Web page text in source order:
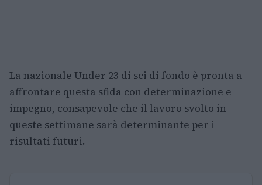
La nazionale Under 23 di sci di fondo è pronta a
affrontare questa sfida con determinazione e
impegno, consapevole che il lavoro svolto in
queste settimane sarà determinante per i
risultati futuri.